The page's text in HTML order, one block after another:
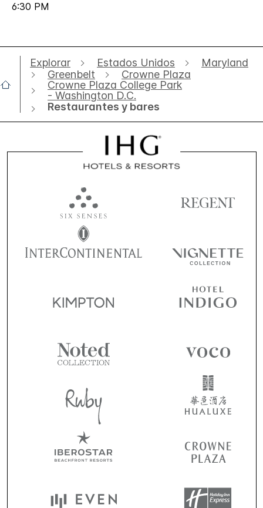
6:30 PM
Explorar Estados Unidos
Maryland
Greenbelt
Crowne Plaza
Crowne Plaza College Park
- Washington D.C.
Restaurantes y bares